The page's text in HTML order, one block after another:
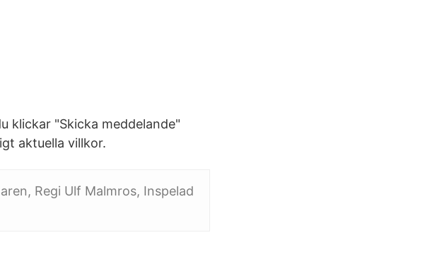
klickar "Skicka meddelande"
aktuella villkor.
Regi Ulf Malmros, Inspelad